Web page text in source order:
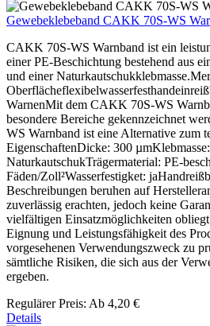
Gewebeklebeband CAKK 70S-WS
CAKK 70S-WS Warnband ist ein
einer PE-Beschichtung bestehend aus
und einer
WarnenMit dem CAKK 70S-WS
besondere Bereiche gekennzeichnet
WS Warnband ist eine Alternative zum
EigenschaftenDicke: 300 µmKlebmasse:
NaturkautschukTrägermaterial: PE-
Fäden/Zoll²Wasserfestigket:
Beschreibungen beruhen auf
zuverlässig erachten, jedoch keine
vielfältigen Einsatzmöglichkeiten
Eignung und Leistungsfähigkeit des
vorgesehenen Verwendungszweck zu
sämtliche Risiken, die sich aus der
ergeben.
Regulärer Preis: Ab 4,20 €
Details